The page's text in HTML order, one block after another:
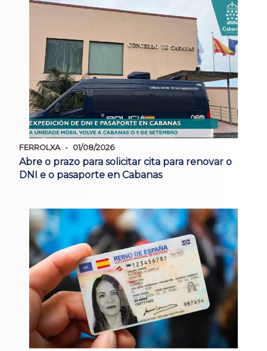
FERROLXA 01/08/2026
Abre o prazo para solicitar cita para renovar o
DNI e o pasaporte en Cabanas